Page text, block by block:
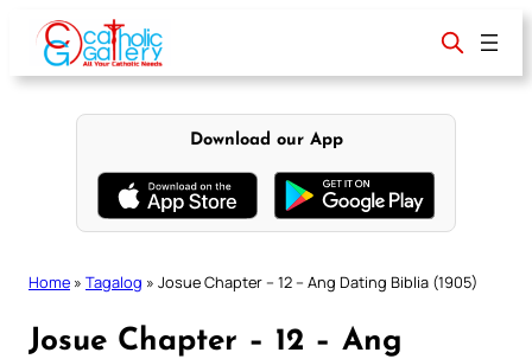
content
Download our App
Home » Tagalog » Josue Chapter – 12 – Ang Dating Biblia (1905)
Josue Chapter – 12 – Ang